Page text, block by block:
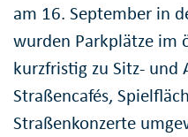
am 16. September in
wurden Parkplätze im
kurzfristig zu Sitz- und
Straßencafés,
Straßenkonzerte